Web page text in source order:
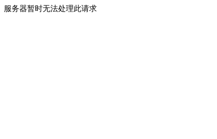
服务器暂时无法处理此请求